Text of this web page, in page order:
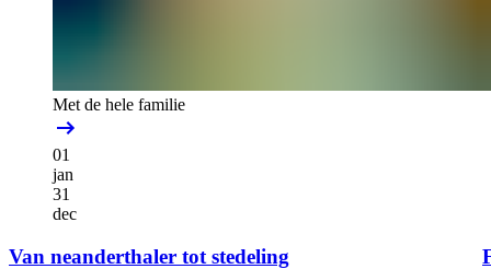
Met de hele familie
01
jan
31
dec
Van neanderthaler tot stedeling